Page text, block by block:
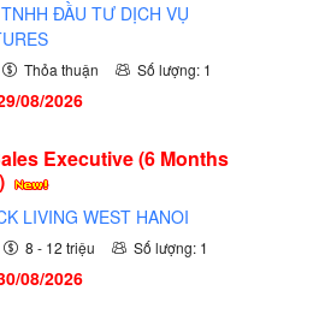
ĐẦU TƯ DỊCH VỤ
Thỏa thuận Số lượng: 1
08/2026
Executive (6 Months
LIVING WEST HANOI
8 - 12 triệu Số lượng: 1
08/2026